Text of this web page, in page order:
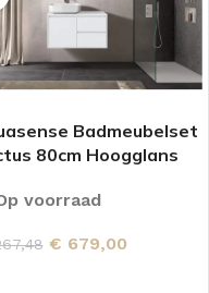
Badmeubelset
80cm Hoogglans
voorraad
€ 679,00